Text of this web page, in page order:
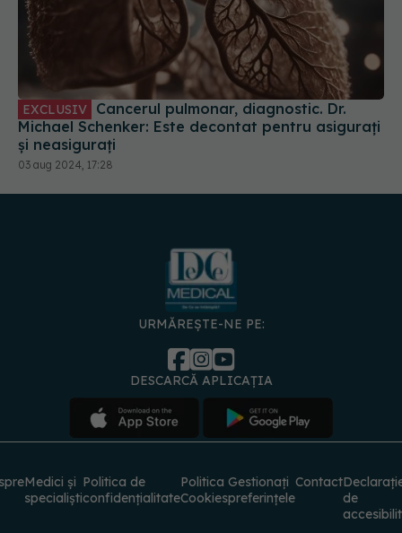
EXCLUSIV
Michael Schenker: Este decontat pentru asigurați
și neasigurați
03 aug 2024, 17:28
URMĂREȘTE-NE PE:
DESCARCĂ APLICAȚIA
Medici și
specialiști
Politica de
confidențialitate
Politica
Cookies
Gestionați
preferințele
Contact
de